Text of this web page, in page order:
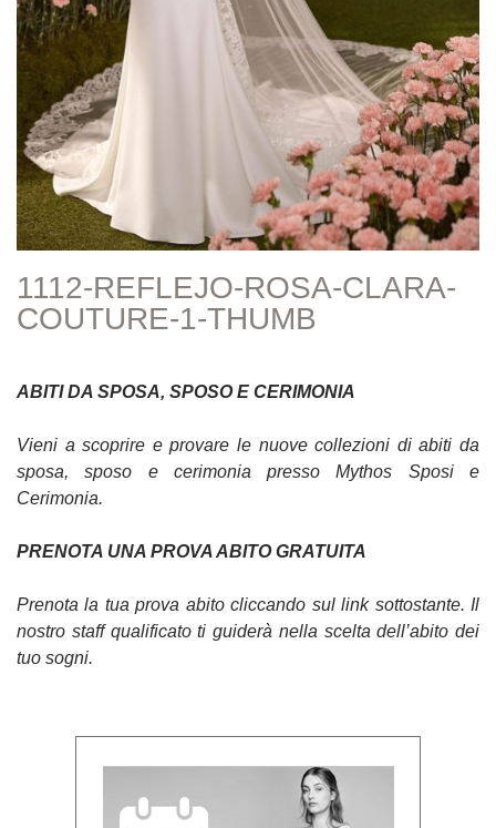
1112-REFLEJO-ROSA-CLARA-
COUTURE-1-THUMB
ABITI DA SPOSA, SPOSO E CERIMONIA
Vieni a scoprire e provare le nuove collezioni di abiti da
sposa, sposo e cerimonia presso Mythos Sposi e
Cerimonia.
PRENOTA UNA PROVA ABITO GRATUITA
Prenota la tua prova abito cliccando sul link sottostante. Il
nostro staff qualificato ti guiderà nella scelta dell’abito dei
tuo sogni.